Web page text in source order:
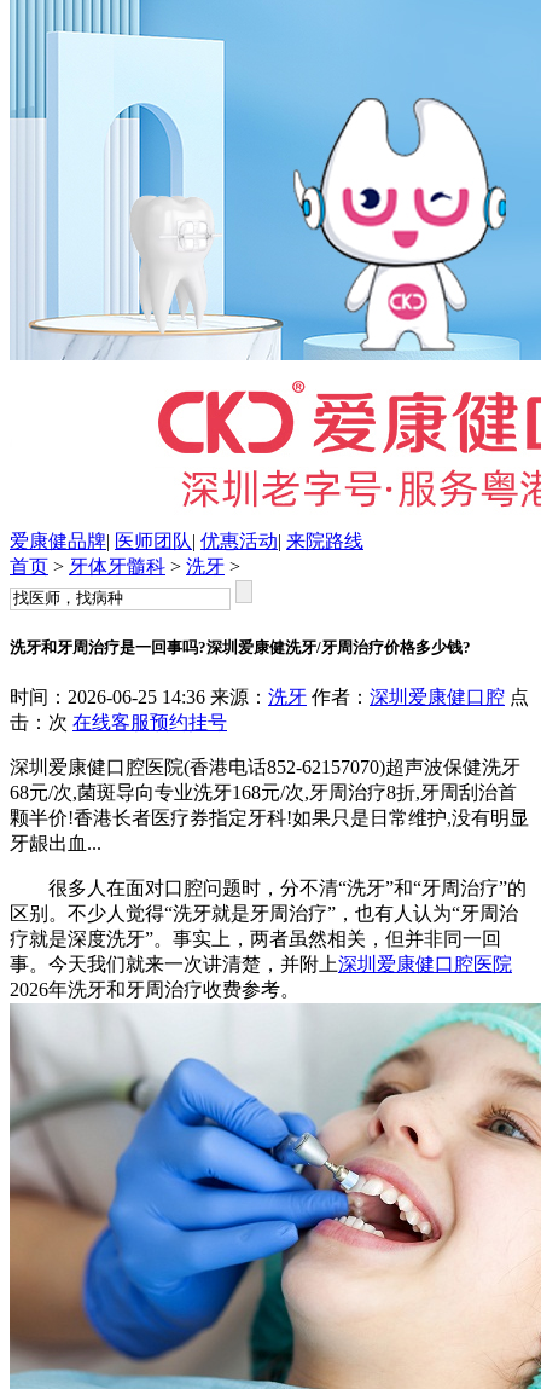
爱康健品牌| 医师团队| 优惠活动| 来院路线
首页 > 牙体牙髓科 > 洗牙 >
洗牙和牙周治疗是一回事吗?深圳爱康健洗牙/牙周治疗价格多少钱?
时间：2026-06-25 14:36 来源： 洗牙 作者： 深圳爱康健口腔 点
击： 次 在线客服预约挂号
深圳爱康健口腔医院(香港电话852-62157070)超声波保健洗牙
68元/次,菌斑导向专业洗牙168元/次,牙周治疗8折,牙周刮治首
颗半价!香港长者医疗券指定牙科!如果只是日常维护,没有明显
牙龈出血...
很多人在面对口腔问题时，分不清“洗牙”和“牙周治疗”的
区别。不少人觉得“洗牙就是牙周治疗”，也有人认为“牙周治
疗就是深度洗牙”。事实上，两者虽然相关，但并非同一回
事。今天我们就来一次讲清楚，并附上深圳爱康健口腔医院
2026年洗牙和牙周治疗收费参考。